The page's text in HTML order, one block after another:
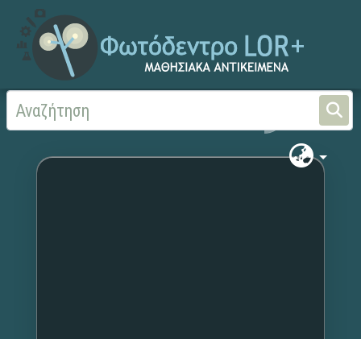
Αρχική Χωρίς τίτλο